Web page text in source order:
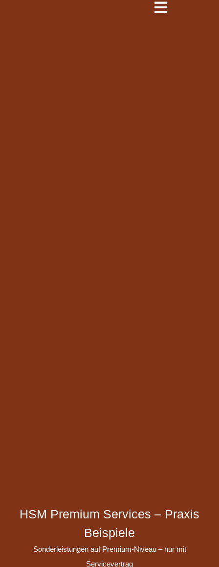
HSM Premium Services – Praxis
Beispiele
Sonderleistungen auf Premium-Niveau – nur mit
Servicevertrag